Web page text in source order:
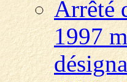
Arrêté
1997